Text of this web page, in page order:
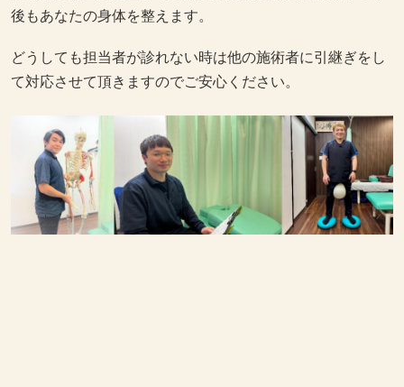
後もあなたの身体を整えます。
どうしても担当者が診れない時は他の施術者に引継ぎをし
て対応させて頂きますのでご安心ください。